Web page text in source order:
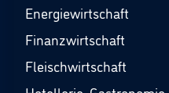
Energiewirtschaft
Finanzwirtschaft
Fleischwirtschaft